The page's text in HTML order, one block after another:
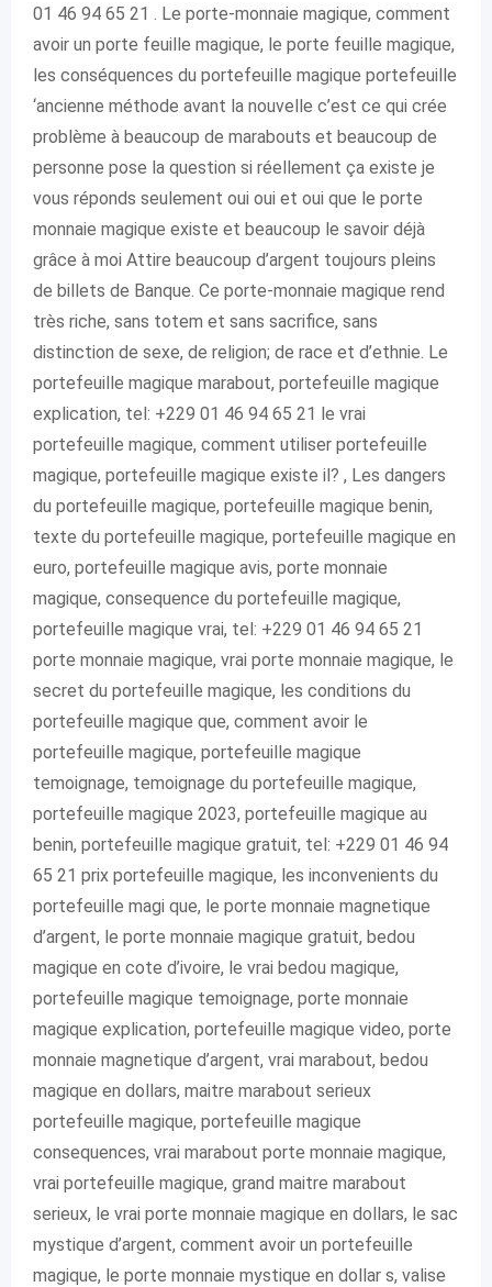
01 46 94 65 21 . Le porte-monnaie magique, comment
avoir un porte feuille magique, le porte feuille magique,
les conséquences du portefeuille magique portefeuille
‘ancienne méthode avant la nouvelle c’est ce qui crée
problème à beaucoup de marabouts et beaucoup de
personne pose la question si réellement ça existe je
vous réponds seulement oui oui et oui que le porte
monnaie magique existe et beaucoup le savoir déjà
grâce à moi Attire beaucoup d’argent toujours pleins
de billets de Banque. Ce porte-monnaie magique rend
très riche, sans totem et sans sacrifice, sans
distinction de sexe, de religion; de race et d’ethnie. Le
portefeuille magique marabout, portefeuille magique
explication, tel: +229 01 46 94 65 21 le vrai
portefeuille magique, comment utiliser portefeuille
magique, portefeuille magique existe il? , Les dangers
du portefeuille magique, portefeuille magique benin,
texte du portefeuille magique, portefeuille magique en
euro, portefeuille magique avis, porte monnaie
magique, consequence du portefeuille magique,
portefeuille magique vrai, tel: +229 01 46 94 65 21
porte monnaie magique, vrai porte monnaie magique, le
secret du portefeuille magique, les conditions du
portefeuille magique que, comment avoir le
portefeuille magique, portefeuille magique
temoignage, temoignage du portefeuille magique,
portefeuille magique 2023, portefeuille magique au
benin, portefeuille magique gratuit, tel: +229 01 46 94
65 21 prix portefeuille magique, les inconvenients du
portefeuille magi que, le porte monnaie magnetique
d’argent, le porte monnaie magique gratuit, bedou
magique en cote d’ivoire, le vrai bedou magique,
portefeuille magique temoignage, porte monnaie
magique explication, portefeuille magique video, porte
monnaie magnetique d’argent, vrai marabout, bedou
magique en dollars, maitre marabout serieux
portefeuille magique, portefeuille magique
consequences, vrai marabout porte monnaie magique,
vrai portefeuille magique, grand maitre marabout
serieux, le vrai porte monnaie magique en dollars, le sac
mystique d’argent, comment avoir un portefeuille
magique, le porte monnaie mystique en dollar s, valise